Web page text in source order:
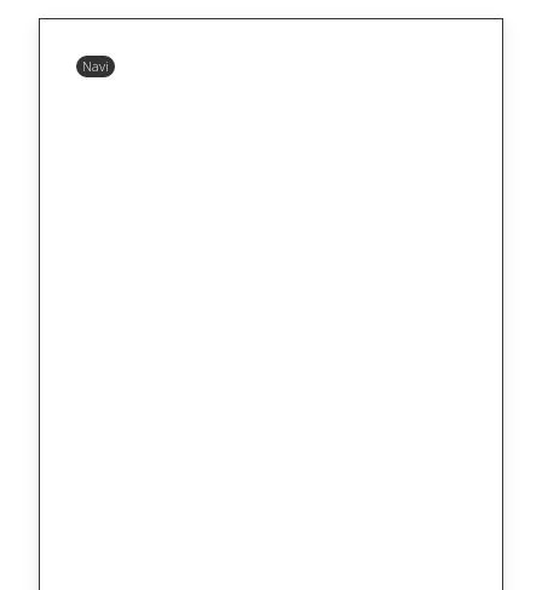
Navi